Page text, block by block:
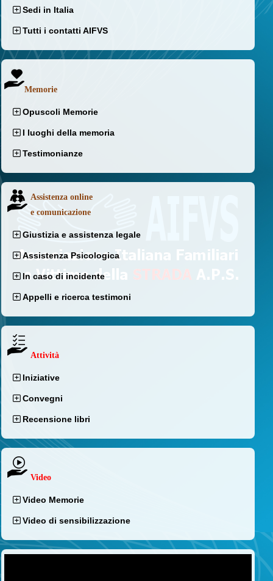
Sedi in Italia
Tutti i contatti AIFVS
Memorie
Opuscoli Memorie
I luoghi della memoria
Testimonianze
Assistenza online
e comunicazione
Giustizia e assistenza legale
Assistenza Psicologica
In caso di incidente
Appelli e ricerca testimoni
Attività
Iniziative
Convegni
Recensione libri
Video
Video Memorie
Video di sensibilizzazione